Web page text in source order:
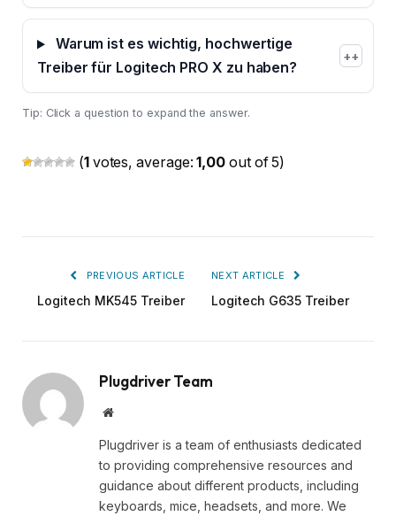
Warum ist es wichtig, hochwertige
Treiber für Logitech PRO X zu haben?
+
Tip: Click a question to expand the answer.
(1 votes, average:1,00 out of 5)
PREVIOUS ARTICLE
Logitech MK545 Treiber
NEXT ARTICLE
Logitech G635 Treiber
Plugdriver Team
Website
Plugdriver is a team of enthusiasts dedicated
to providing comprehensive resources and
guidance about different products, including
keyboards, mice, headsets, and more. We